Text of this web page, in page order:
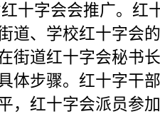
十字会会推广。红
道、学校红十字会
街道红十字会秘书
体步骤。红十字干
，红十字会派员参